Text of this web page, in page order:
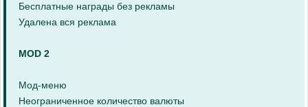
Бесплатные награды без рекламы
Удалена вся реклама
MOD 2
Мод-меню
Неограниченное количество валюты